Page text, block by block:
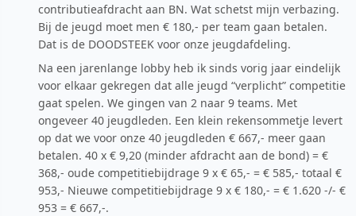
contributieafdracht aan BN. Wat schetst mijn verbazing.
Bij de jeugd moet men € 180,- per team gaan betalen.
Dat is de DOODSTEEK voor onze jeugdafdeling.
Na een jarenlange lobby heb ik sinds vorig jaar eindelijk
voor elkaar gekregen dat alle jeugd “verplicht” competitie
gaat spelen. We gingen van 2 naar 9 teams. Met
ongeveer 40 jeugdleden. Een klein rekensommetje levert
op dat we voor onze 40 jeugdleden € 667,- meer gaan
betalen. 40 x € 9,20 (minder afdracht aan de bond) = €
368,- oude competitiebijdrage 9 x € 65,- = € 585,- totaal €
953,- Nieuwe competitiebijdrage 9 x € 180,- = € 1.620 -/- €
953 = € 667,-.